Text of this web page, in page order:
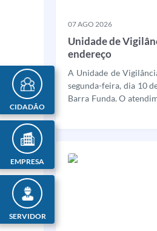
CIDADÃO
EMPRESA
SERVIDOR
07 AGO 2026
Unidade de
endereço
A Unidade de
segunda-feira, dia 10
Barra Funda. O